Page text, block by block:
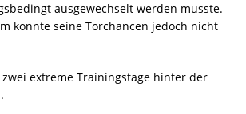
ausgewechselt werden musste.
konnte seine Torchancen jedoch nicht
zwei extreme Trainingstage hinter der